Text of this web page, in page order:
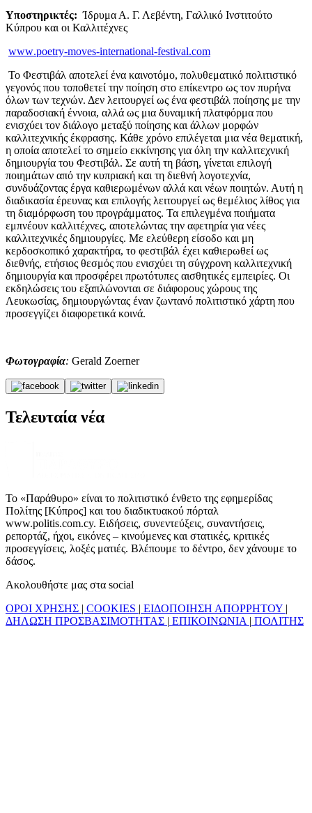
Υποστηρικτές: Ίδρυμα Α. Γ. Λεβέντη, Γαλλικό Ινστιτούτο
Κύπρου και οι Καλλιτέχνες
www.poetry-moves-international-festival.com
Το Φεστιβάλ αποτελεί ένα καινοτόμο, πολυθεματικό πολιτιστικό
γεγονός που τοποθετεί την ποίηση στο επίκεντρο ως τον πυρήνα
όλων των τεχνών. Δεν λειτουργεί ως ένα φεστιβάλ ποίησης με την
παραδοσιακή έννοια, αλλά ως μια δυναμική πλατφόρμα που
ενισχύει τον διάλογο μεταξύ ποίησης και άλλων μορφών
καλλιτεχνικής έκφρασης. Κάθε χρόνο επιλέγεται μια νέα θεματική,
η οποία αποτελεί το σημείο εκκίνησης για όλη την καλλιτεχνική
δημιουργία του Φεστιβάλ. Σε αυτή τη βάση, γίνεται επιλογή
ποιημάτων από την κυπριακή και τη διεθνή λογοτεχνία,
συνδυάζοντας έργα καθιερωμένων αλλά και νέων ποιητών. Αυτή η
διαδικασία έρευνας και επιλογής λειτουργεί ως θεμέλιος λίθος για
τη διαμόρφωση του προγράμματος. Τα επιλεγμένα ποιήματα
εμπνέουν καλλιτέχνες, αποτελώντας την αφετηρία για νέες
καλλιτεχνικές δημιουργίες. Με ελεύθερη είσοδο και μη
κερδοσκοπικό χαρακτήρα, το φεστιβάλ έχει καθιερωθεί ως
διεθνής, ετήσιος θεσμός που ενισχύει τη σύγχρονη καλλιτεχνική
δημιουργία και προσφέρει πρωτότυπες αισθητικές εμπειρίες. Οι
εκδηλώσεις του εξαπλώνονται σε διάφορους χώρους της
Λευκωσίας, δημιουργώντας έναν ζωντανό πολιτιστικό χάρτη που
προσεγγίζει διαφορετικά κοινά.
Φωτογραφία: Gerald Zoerner
Τελευταία νέα
Το «Παράθυρο» είναι το πολιτιστικό ένθετο της εφημερίδας
Πολίτης [Κύπρος] και του διαδικτυακού πόρταλ
www.politis.com.cy. Ειδήσεις, συνεντεύξεις, συναντήσεις,
ρεπορτάζ, ήχοι, εικόνες – κινούμενες και στατικές, κριτικές
προσεγγίσεις, λοξές ματιές. Βλέπουμε το δέντρο, δεν χάνουμε το
δάσος.
Ακολουθήστε μας στα social
ΟΡΟΙ ΧΡΗΣΗΣ | COOKIES | ΕΙΔΟΠΟΙΗΣΗ ΑΠΟΡΡΗΤΟΥ |
ΔΗΛΩΣΗ ΠΡΟΣΒΑΣΙΜΟΤΗΤΑΣ | ΕΠΙΚΟΙΝΩΝΙΑ | ΠΟΛΙΤΗΣ